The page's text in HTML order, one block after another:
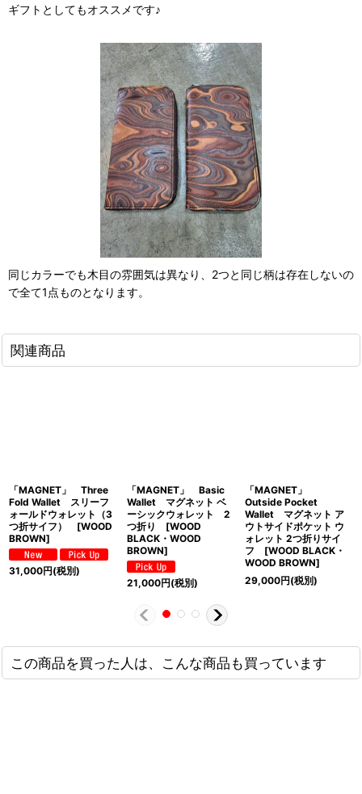
ギフトとしてもオススメです♪
同じカラーでも木目の雰囲気は異なり、2つと同じ柄は存在しないの
で全て1点ものとなります。
関連商品
「MAGNET」 Three
Fold Wallet スリーフ
ォールドウォレット（3
つ折サイフ） [WOOD
BROWN]
31,000円(税別)
「MAGNET」 Basic
Wallet マグネット ベ
ーシックウォレット 2
つ折り [WOOD
BLACK・WOOD
BROWN]
21,000円(税別)
「MAGNET」
Outside Pocket
Wallet マグネット ア
ウトサイドポケット ウ
ォレット 2つ折りサイ
フ [WOOD BLACK・
WOOD BROWN]
29,000円(税別)
この商品を買った人は、こんな商品も買っています